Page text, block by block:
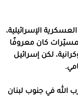
الإسرائيلية،
كان معروفًا
لكن إسرائيل
الله في جنوب لبنان